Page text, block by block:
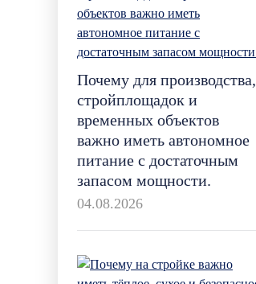
Почему для производства,
стройплощадок и
временных объектов
важно иметь автономное
питание с достаточным
запасом мощности.
04.08.2026